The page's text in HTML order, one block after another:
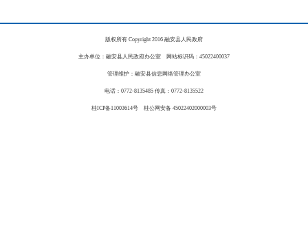
版权所有 Copyright 2016 融安县人民政府
主办单位：融安县人民政府办公室 网站标识码：45022400037
管理维护：融安县信息网络管理办公室
电话：0772-8135485 传真：0772-8135522
桂ICP备11003614号 桂公网安备 45022402000003号